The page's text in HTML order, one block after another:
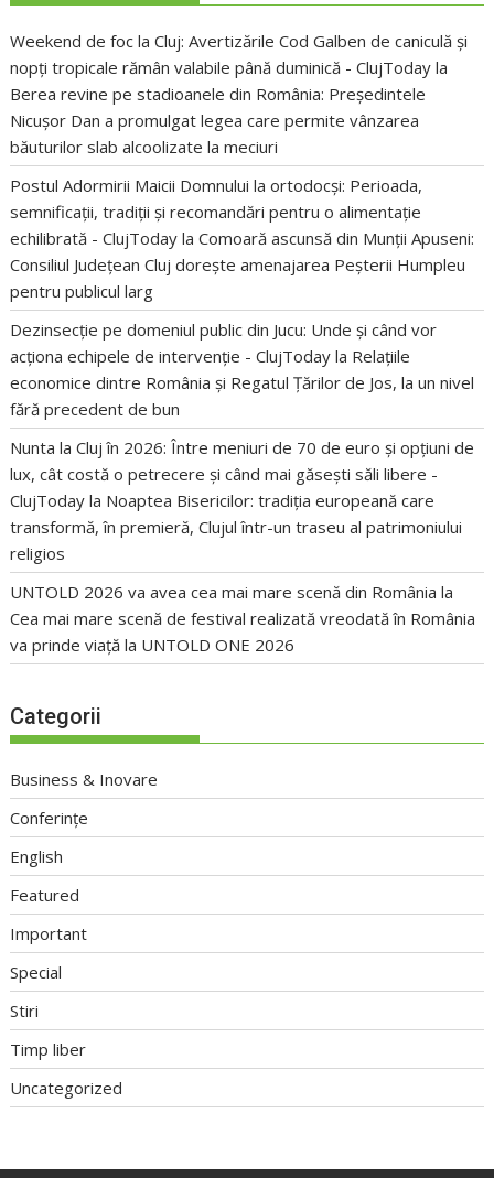
Weekend de foc la Cluj: Avertizările Cod Galben de caniculă și
nopți tropicale rămân valabile până duminică - ClujToday la
Berea revine pe stadioanele din România: Președintele
Nicușor Dan a promulgat legea care permite vânzarea
băuturilor slab alcoolizate la meciuri
Postul Adormirii Maicii Domnului la ortodocși: Perioada,
semnificații, tradiții și recomandări pentru o alimentație
echilibrată - ClujToday laComoară ascunsă din Munții Apuseni:
Consiliul Județean Cluj dorește amenajarea Peșterii Humpleu
pentru publicul larg
Dezinsecție pe domeniul public din Jucu: Unde și când vor
acționa echipele de intervenție - ClujToday la Relațiile
economice dintre România și Regatul Țărilor de Jos, la un nivel
fără precedent de bun
Nunta la Cluj în 2026: Între meniuri de 70 de euro și opțiuni de
lux, cât costă o petrecere și când mai găsești săli libere -
ClujToday la Noaptea Bisericilor: tradiția europeană care
transformă, în premieră, Clujul într-un traseu al patrimoniului
religios
UNTOLD 2026 va avea cea mai mare scenă din România la
Cea mai mare scenă de festival realizată vreodată în România
va prinde viață la UNTOLD ONE 2026
Categorii
Business & Inovare
Conferințe
English
Featured
Important
Special
Stiri
Timp liber
Uncategorized